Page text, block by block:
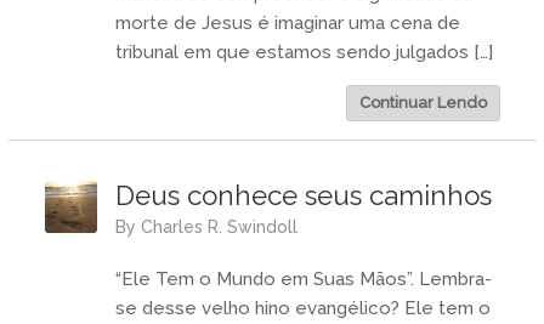
morte de Jesus é imaginar uma cena de
tribunal em que estamos sendo julgados […]
Continuar Lendo
Deus conhece seus caminhos
by Charles R. Swindoll
“Ele Tem o Mundo em Suas Mãos”. Lembra-
se desse velho hino evangélico? Ele tem o